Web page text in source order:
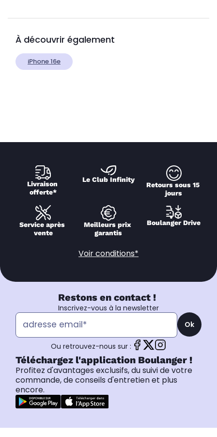
À découvrir également
iPhone 16e
Livraison
offerte*
Le Club Infinity
Retours sous 15
jours
Service après
vente
Meilleurs prix
garantis
Boulanger Drive
Voir conditions*
Restons en contact !
Inscrivez-vous à la newsletter
Ok
Ou retrouvez-nous sur :
Téléchargez l'application Boulanger !
Profitez d'avantages exclusifs, du suivi de votre
commande, de conseils d'entretien et plus
encore.